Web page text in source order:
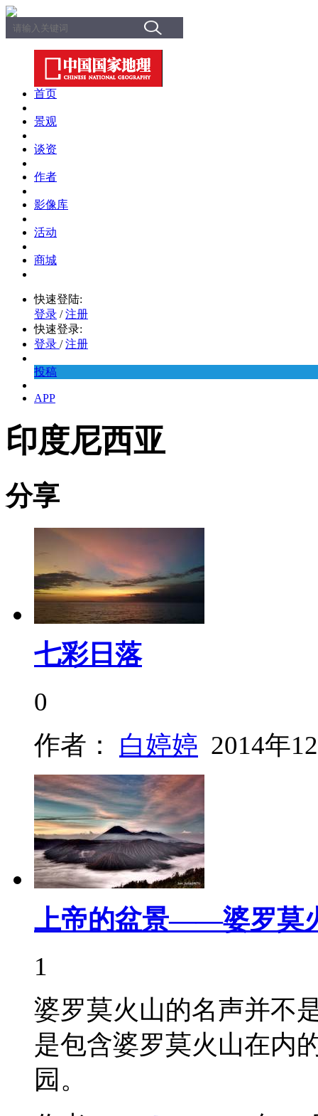
首页
景观
谈资
作者
影像库
活动
商城
快速登陆:
登录 / 注册
快速登录:
登录 / 注册
投稿
APP
印度尼西亚
分享
七彩日落
0
作者： 白婷婷 2014年
上帝的盆景——婆罗莫
1
婆罗莫火山的名声并不
是包含婆罗莫火山在内
园。